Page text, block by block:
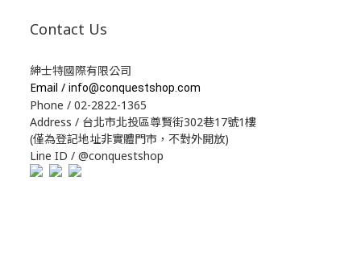
Contact Us
紳士特國際有限公司
Email / info@conquestshop.com
Phone / 02-2822-1365
Address / 台北市北投區尊賢街302巷17號1樓
(僅為登記地址非實體門市，不對外開放)
Line ID / @conquestshop